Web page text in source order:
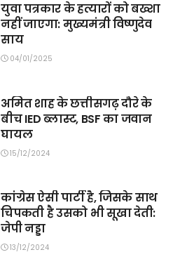
युवा पत्रकार के हत्यारों को बख्शा
नहीं जाएगा: मुख्यमंत्री विष्णुदेव
साय
04/01/2025
अमित शाह के छत्तीसगढ़ दौरे के
बीच IED ब्लास्ट, BSF का जवान
घायल
15/12/2024
कांग्रेस ऐसी पार्टी है, जिसके साथ
चिपकती है उसको भी सूखा देती:
जेपी नड्डा
13/12/2024